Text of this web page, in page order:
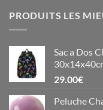
PRODUITS LES
Sac a Dos
29.00€
Peluche